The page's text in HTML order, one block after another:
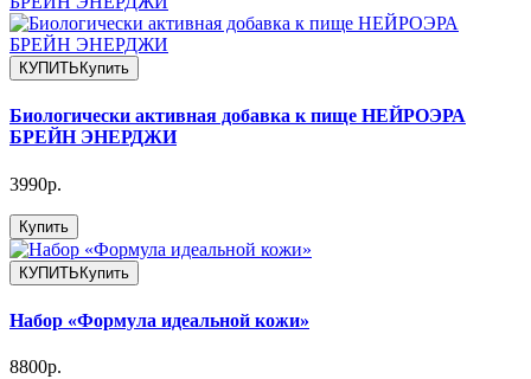
КУПИТЬ Купить
Биологически активная добавка к пище НЕЙРОЭРА
БРЕЙН ЭНЕРДЖИ
3990р.
Купить
КУПИТЬКупить
Набор «Формула идеальной кожи»
8800р.